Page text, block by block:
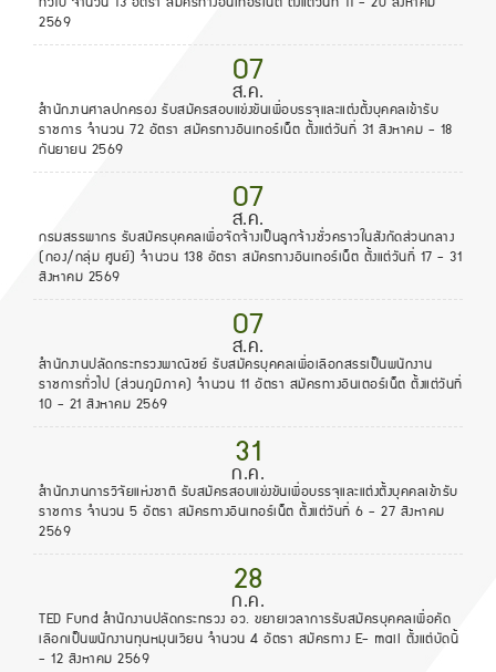
2569
07
ส.ค.
สำนักงานศาลปกครอง รับสมัครสอบแข่งขันเพื่อบรรจุและแต่งตั้งบุคคลเข้ารับ
ราชการ จำนวน 72 อัตรา สมัครทางอินเทอร์เน็ต ตั้งแต่วันที่ 31 สิงหาคม - 18
กันยายน 2569
07
ส.ค.
กรมสรรพากร รับสมัครบุคคลเพื่อจัดจ้างเป็นลูกจ้างชั่วคราวในสังกัดส่วนกลาง
(กอง/กลุ่ม ศูนย์) จำนวน 138 อัตรา สมัครทางอินเทอร์เน็ต ตั้งแต่วันที่ 17 - 31
สิงหาคม 2569
07
ส.ค.
สำนักงานปลัดกระทรวงพาณิชย์ รับสมัครบุคคลเพื่อเลือกสรรเป็นพนักงาน
ราชการทั่วไป (ส่วนภูมิภาค) จำนวน 11 อัตรา สมัครทางอินเตอร์เน็ต ตั้งแต่วันที่
10 - 21 สิงหาคม 2569
31
ก.ค.
สำนักงานการวิจัยแห่งชาติ รับสมัครสอบแข่งขันเพื่อบรรจุและแต่งตั้งบุคคลเข้ารับ
ราชการ จำนวน 5 อัตรา สมัครทางอินเทอร์เน็ต ตั้งแต่วันที่ 6 - 27 สิงหาคม
2569
28
ก.ค.
TED Fund สำนักงานปลัดกระทรวง อว. ขยายเวลาการรับสมัครบุคคลเพื่อคัด
เลือกเป็นพนักงานทุนหมุนเวียน จำนวน 4 อัตรา สมัครทาง E- mail ตั้งแต่บัดนี้
- 12 สิงหาคม 2569